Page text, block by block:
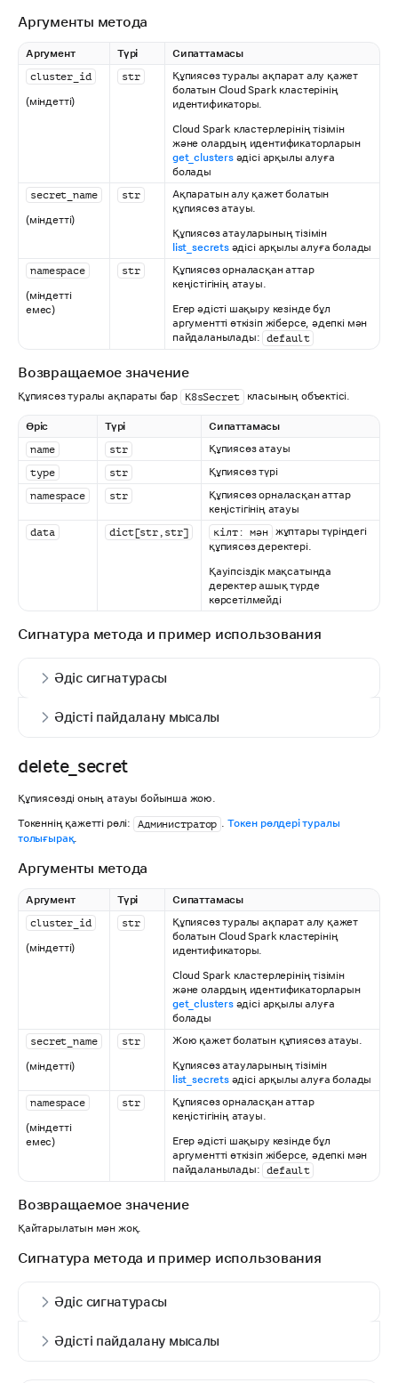
Аргументы метода
Аргумент Түрі
Сипаттамасы
cluster_id
(міндетті)
str
Құпиясөз туралы ақпарат алу қажет
болатын Cloud Spark кластерінің
идентификаторы.
Cloud Spark кластерлерінің тізімін
және олардың идентификаторларын
get_clustersәдісі арқылы алуға
болады
secret_name
(міндетті)
str
Ақпаратын алу қажет болатын
құпиясөз атауы.
Құпиясөз атауларының тізімін
list_secretsәдісі арқылы алуға болады
namespace
(міндетті
емес)
str
Құпиясөз орналасқан аттар
кеңістігінің атауы.
Егер әдісті шақыру кезінде бұл
аргументті өткізіп жіберсе, әдепкі мән
пайдаланылады: default
Возвращаемое значение
Құпиясөз туралы ақпараты бар K8sSecret класының объектісі.
Өріс Түрі
Сипаттамасы
name
str
Құпиясөз атауы
type
str
Құпиясөз түрі
namespace
str
Құпиясөз орналасқан аттар
кеңістігінің атауы
data
dict[str,str] кілт: мән жұптары түріндегі
құпиясөз деректері.
Қауіпсіздік мақсатында
деректер ашық түрде
көрсетілмейді
Сигнатура метода и пример использования
Әдіс сигнатурасы
Әдісті пайдалану мысалы
delete_secret
Құпиясөзді оның атауы бойынша жою.
Токеннің қажетті рөлі:
Администратор . Токен рөлдері туралы
толығырақ.
Аргументы метода
Аргумент Түрі
Сипаттамасы
cluster_id
(міндетті)
str
Құпиясөз туралы ақпарат алу қажет
болатын Cloud Spark кластерінің
идентификаторы.
Cloud Spark кластерлерінің тізімін
және олардың идентификаторларын
get_clustersәдісі арқылы алуға
болады
secret_name
(міндетті)
str
Жою қажет болатын құпиясөз атауы.
Құпиясөз атауларының тізімін
list_secretsәдісі арқылы алуға болады
namespace
(міндетті
емес)
str
Құпиясөз орналасқан аттар
кеңістігінің атауы.
Егер әдісті шақыру кезінде бұл
аргументті өткізіп жіберсе, әдепкі мән
пайдаланылады: default
Возвращаемое значение
Қайтарылатын мән жоқ.
Сигнатура метода и пример использования
Әдіс сигнатурасы
Әдісті пайдалану мысалы